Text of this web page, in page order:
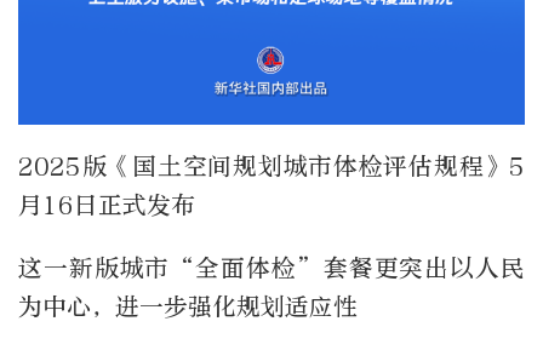
2025版《国土空间规划城市体检评估规程》5
月16日正式发布
这一新版城市“全面体检”套餐更突出以人民
为中心，进一步强化规划适应性